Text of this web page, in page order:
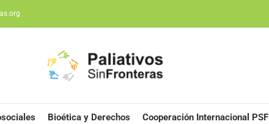
Bioética y Derechos Cooperación Internacional PSF